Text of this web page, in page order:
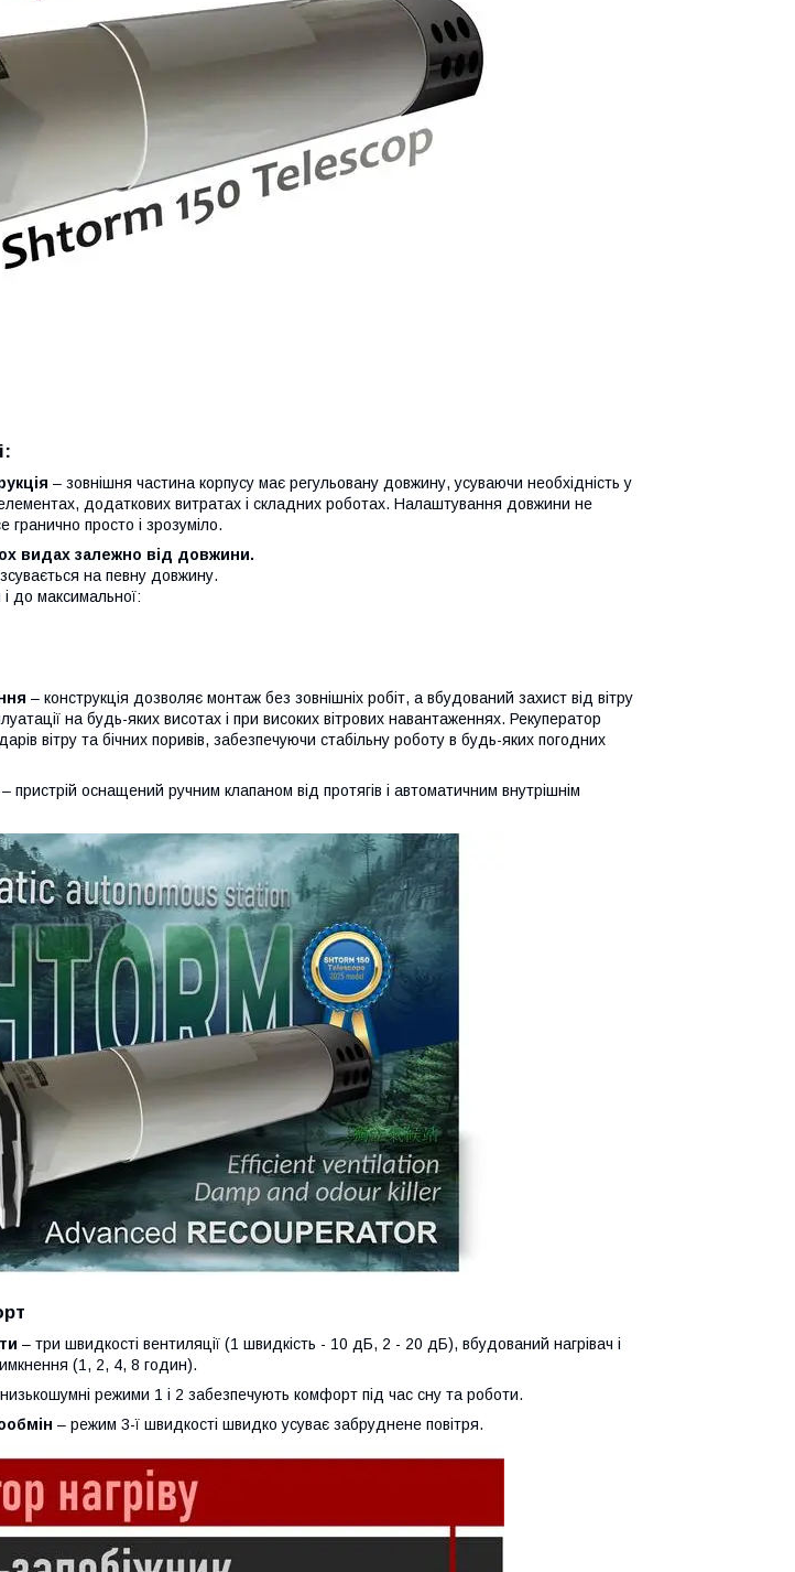
– зовнішня частина корпусу має регульовану довжину, усуваючи необхідність у
додаткових витратах і складних роботах. Налаштування довжини не
гранично просто і зрозуміло.
видах залежно від довжини.
на певну довжину.
до максимальної:
– конструкція дозволяє монтаж без зовнішніх робіт, а вбудований захист від вітру
на будь-яких висотах і при високих вітрових навантаженнях. Рекуператор
вітру та бічних поривів, забезпечуючи стабільну роботу в будь-яких погодних
– пристрій оснащений ручним клапаном від протягів і автоматичним внутрішнім
– три швидкості вентиляції (1 швидкість - 10 дБ, 2 - 20 дБ), вбудований нагрівач і
(1, 2, 4, 8 годин).
режими 1 і 2 забезпечують комфорт під час сну та роботи.
– режим 3-ї швидкості швидко усуває забруднене повітря.